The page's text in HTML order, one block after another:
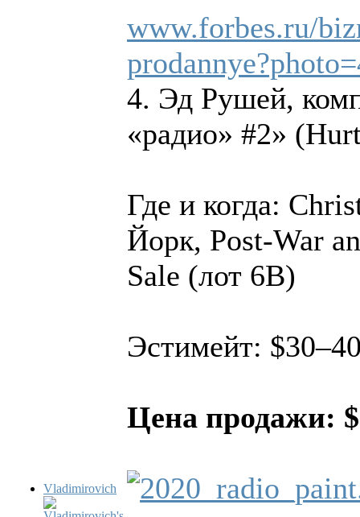
Vladimirovich
www.forbes.ru/
4. Эд Рушей,
«радио» #2»
Где и когда:
Йорк, Post-War
Sale (лот 6B)
Эстимейт:
Цена продажи: